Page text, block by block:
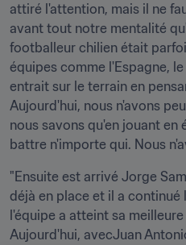
attiré l'attention, mais il ne
avant tout notre mentalité
footballeur chilien était
équipes comme l'Espagne,
entrait sur le terrain en
Aujourd'hui, nous n'avons
nous savons qu'en jouant en
battre n'importe qui. Nous
"Ensuite est arrivé Jorge
déjà en place et il a continué
l'équipe a atteint sa
Aujourd'hui, avecJuan